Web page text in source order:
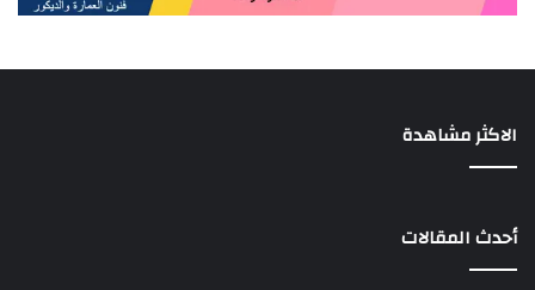
الاكثر مشاهدة
أحدث المقالات